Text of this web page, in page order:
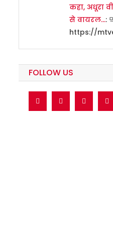
कहा, अधूरा
से वायरल…:
https://
FOLLOW US